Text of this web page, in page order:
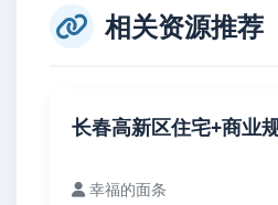
相关资源推荐
长春高新区住宅+商业
幸福的面条